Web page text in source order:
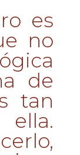
es
no
de
tan